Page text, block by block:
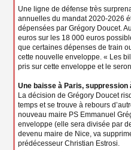
Une ligne de défense très
annuelles du mandat 2020-2026
dépensées par Grégory Doucet.
euros sur les 18 000 euros
que certaines dépenses de train
cette nouvelle enveloppe. « Les
pris sur cette enveloppe et le
Une baisse à Paris, suppression
La décision de Grégory Doucet
temps et se trouve à rebours
nouveau maire PS Emmanuel
enveloppe (elle sera divisée par
devenu maire de Nice, va
prédécesseur Christian Estrosi.